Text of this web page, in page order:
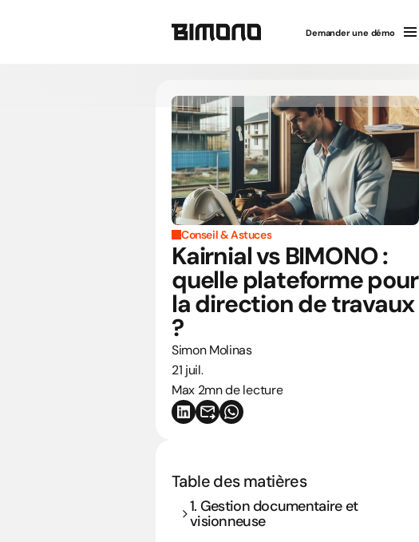
Demander une démo
Conseil & Astuces
Kairnial vs BIMONO :
quelle plateforme pour
la direction de travaux
?
Simon Molinas
21 juil.
Max 2mn de lecture
Table des matières
1. Gestion documentaire et
visionneuse